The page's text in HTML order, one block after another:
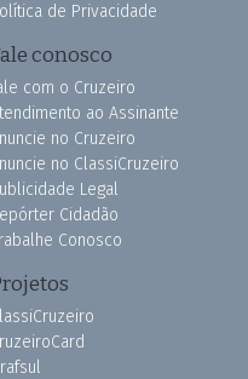
de Privacidade
conosco
com o Cruzeiro
ao Assinante
no Cruzeiro
no ClassiCruzeiro
Legal
Cidadão
Conosco